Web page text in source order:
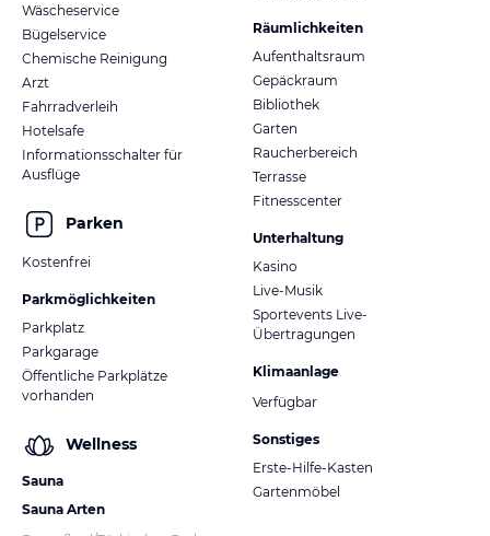
Wäscheservice
Bügelservice
Chemische Reinigung
Arzt
Fahrradverleih
Hotelsafe
Informationsschalter für
Ausflüge
Parken
Kostenfrei
Parkmöglichkeiten
Parkplatz
Parkgarage
Öffentliche Parkplätze
vorhanden
Wellness
Sauna
Sauna Arten
Räumlichkeiten
Aufenthaltsraum
Gepäckraum
Bibliothek
Garten
Raucherbereich
Terrasse
Fitnesscenter
Unterhaltung
Kasino
Live-Musik
Sportevents Live-
Übertragungen
Klimaanlage
Verfügbar
Sonstiges
Erste-Hilfe-Kasten
Gartenmöbel